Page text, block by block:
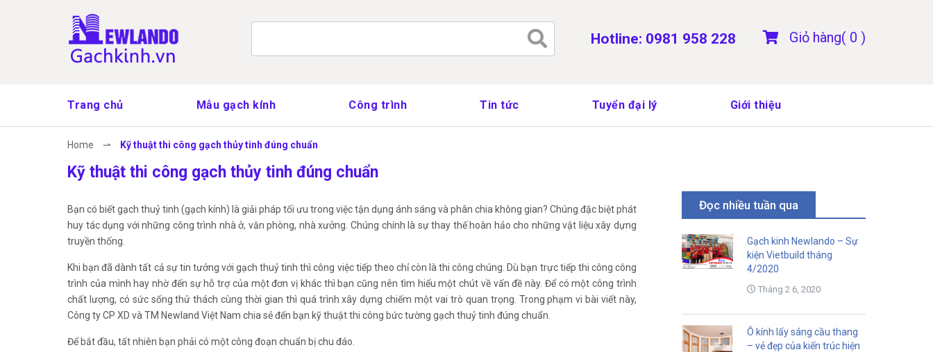
Hotline: 0981 958 228 Giỏ hàng( 0 )
Trang chủ Mẫu gạch kính Công trình Tin tức Tuyển đại lý Giới thiệu
Home ⇀ Kỹ thuật thi công gạch thủy tinh đúng chuẩn
Kỹ thuật thi công gạch thủy tinh đúng chuẩn
Bạn có biết gạch thuỷ tinh (gạch kính) là giải pháp tối ưu trong việc tận dụng ánh sáng và phân chia không gian? Chúng đặc biệt phát
huy tác dụng với những công trình nhà ở, văn phòng, nhà xưởng. Chúng chính là sự thay thế hoàn hảo cho những vật liệu xây dựng
truyền thống.
Khi bạn đã dành tất cả sự tin tưởng với gạch thuỷ tinh thì công việc tiếp theo chỉ còn là thi công chúng. Dù bạn trực tiếp thi công công
trình của mình hay nhờ đến sự hỗ trợ của một đơn vị khác thì bạn cũng nên tìm hiểu một chút về vấn đề này. Để có một công trình
chất lượng, có sức sống thử thách cùng thời gian thì quá trình xây dựng chiếm một vai trò quan trọng. Trong phạm vi bài viết này,
Công ty CP XD và TM Newland Việt Nam chia sẻ đến bạn kỹ thuật thi công bức tường gạch thuỷ tinh đúng chuẩn.
Để bắt đầu, tất nhiên bạn phải có một công đoạn chuẩn bị chu đáo.
Đọc nhiều tuần qua
Gạch kinh Newlando – Sự
kiện Vietbuild tháng
4/2020
Tháng 2 6, 2020
Ô kính lấy sáng cầu thang
– vẻ đẹp của kiến trúc hiện